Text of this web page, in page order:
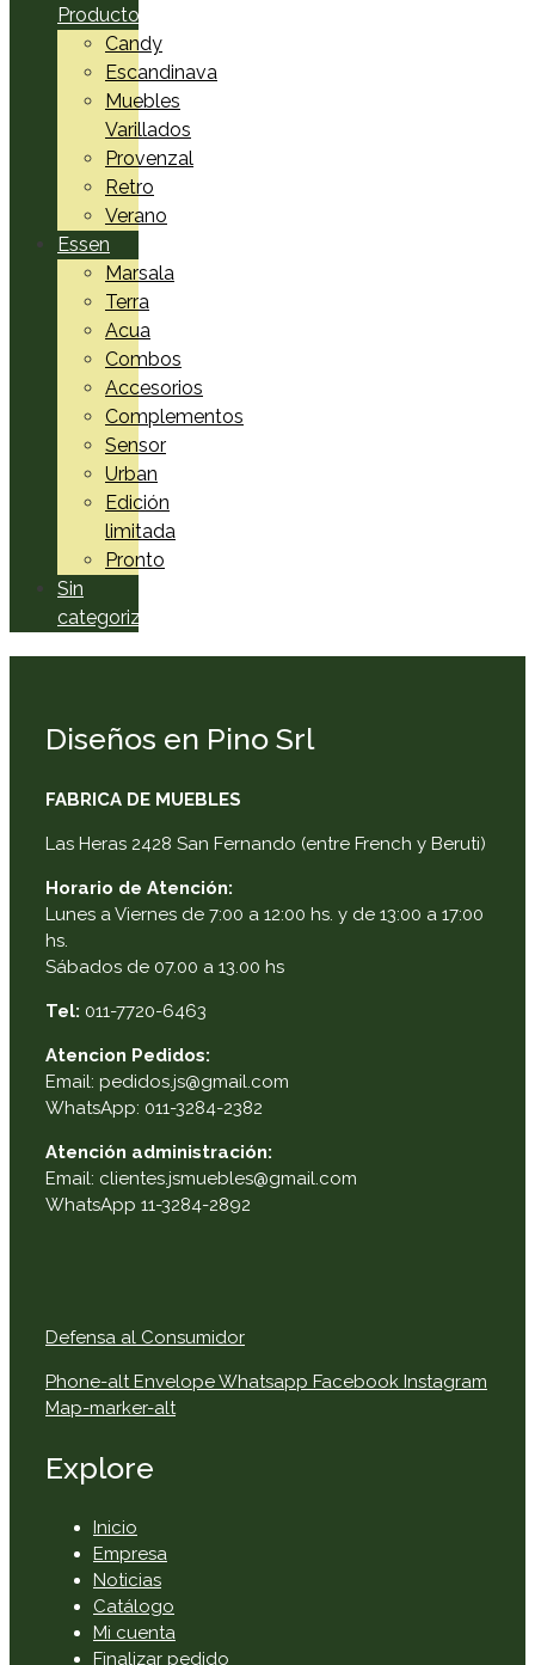
Productos
Candy
Escandinava
Muebles
Varillados
Provenzal
Retro
Verano
Essen
Marsala
Terra
Acua
Combos
Accesorios
Complementos
Sensor
Urban
Edición
limitada
Pronto
Sin
categorizar
Diseños en Pino Srl
FABRICA DE MUEBLES
Las Heras 2428 San Fernando (entre French y Beruti)
Horario de Atención:
Lunes a Viernes de 7:00 a 12:00 hs. y de 13:00 a 17:00
hs.
Sábados de 07.00 a 13.00 hs
Tel: 011-7720-6463
Atencion Pedidos:
Email: pedidos.js@gmail.com
WhatsApp: 011-3284-2382
Atención administración:
Email: clientes.jsmuebles@gmail.com
WhatsApp 11-3284-2892
Defensa al Consumidor
Phone-alt EnvelopeWhatsapp Facebook Instagram
Map-marker-alt
Explore
Inicio
Empresa
Noticias
Catálogo
Mi cuenta
Finalizar pedido